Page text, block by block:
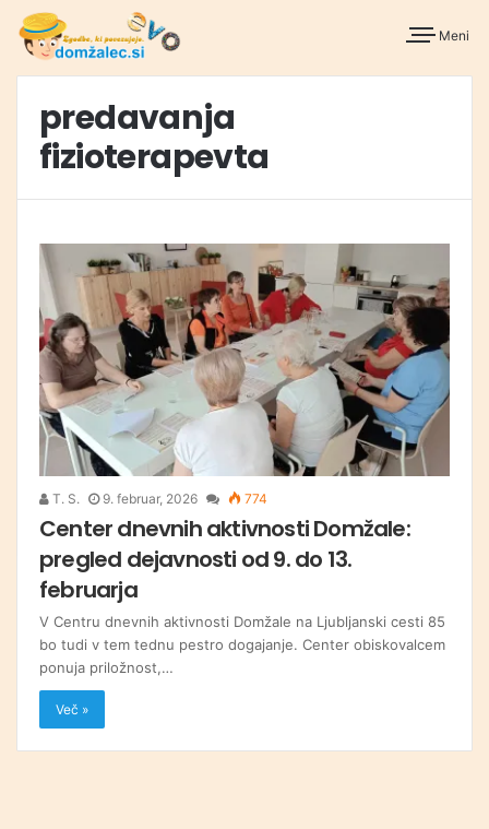
Meni
predavanja
fizioterapevta
T. S. 9. februar, 2026 774
Center dnevnih aktivnosti Domžale:
pregled dejavnosti od 9. do 13.
februarja
V Centru dnevnih aktivnosti Domžale na Ljubljanski cesti 85
bo tudi v tem tednu pestro dogajanje. Center obiskovalcem
ponuja priložnost,…
Več »